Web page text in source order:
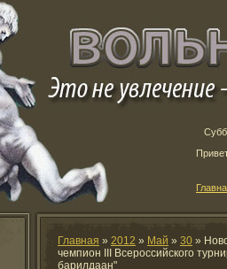
Главная » 2012 » Май » 30 »
чемпион III Всероссийского
барилдаан"